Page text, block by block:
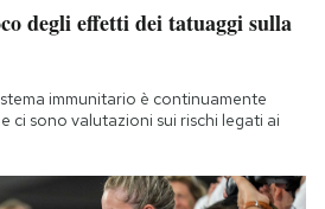
degli effetti dei tatuaggi sulla
immunitario è continuamente
ci sono valutazioni sui rischi legati ai